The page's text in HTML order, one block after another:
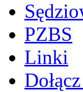
PZBS
Linki